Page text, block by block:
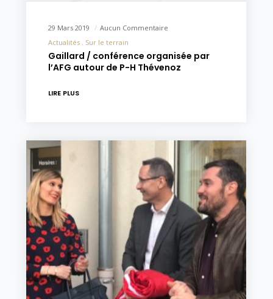
29 Mars 2019
Aucun Commentaire
Actualités
Sur le terrain
Gaillard / conférence organisée par
l’AFG autour de P-H Thévenoz
LIRE PLUS